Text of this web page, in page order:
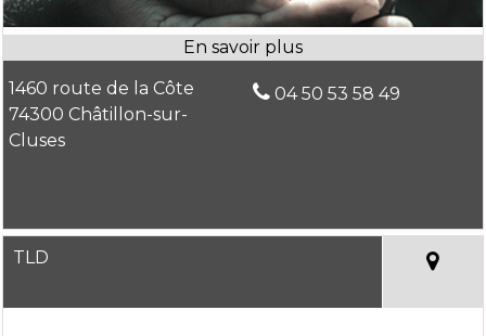
1460 route de la Côte
74300 Châtillon-sur-
Cluses
04 50 53 58 49
TLD